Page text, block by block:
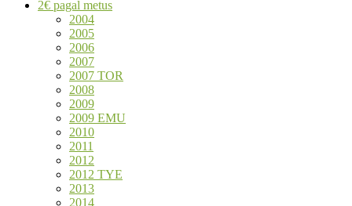
2€ pagal metus
2004
2005
2006
2007
2007 TOR
2008
2009
2009 EMU
2010
2011
2012
2012 TYE
2013
2014